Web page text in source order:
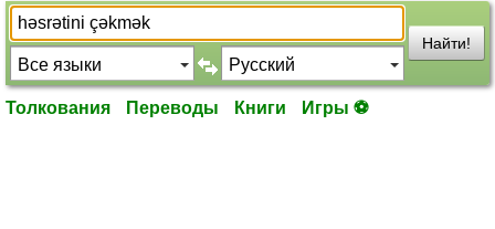
Найти!
Толкования Переводы Книги Игры ⚽